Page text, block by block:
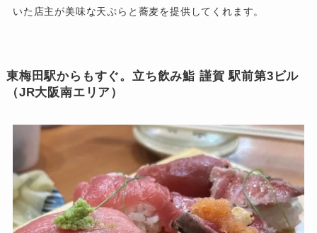
いた店主が美味な天ぷらと蕎麦を提供してくれます。
東梅田駅からもすぐ。立ち飲み鮨 謹賀 駅前第3ビル
（JR大阪南エリア）